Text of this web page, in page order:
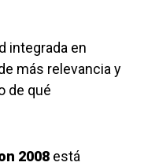
integrada en
más relevancia y
de qué
2008 está